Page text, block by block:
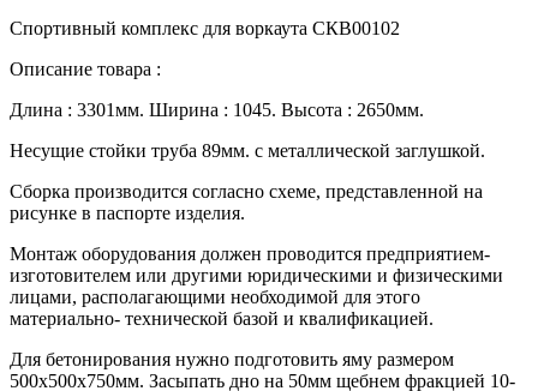
Спортивный комплекс для воркаута СКВ00102
Описание товара :
Длина : 3301мм. Ширина : 1045. Высота : 2650мм.
Несущие стойки труба 89мм. с металлической заглушкой.
Сборка производится согласно схеме, представленной на
рисунке в паспорте изделия.
Монтаж оборудования должен проводится предприятием-
изготовителем или другими юридическими и физическими
лицами, располагающими необходимой для этого
материально- технической базой и квалификацией.
Для бетонирования нужно подготовить яму размером
500х500х750мм. Засыпать дно на 50мм щебнем фракцией 10-